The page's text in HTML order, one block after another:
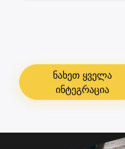
ნახეთ ყველა
ინტეგრაცია